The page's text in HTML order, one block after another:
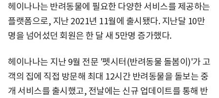
헤이나나는 반려동물에 필요한 다양한 서비스를 제공하는
플랫폼으로, 지난 2021년 11월에 출시됐다. 지난달 10만
명을 넘어섰던 회원은 한 달 새 5만명 증가했다.
헤이나나는 지난 9월 전문 '펫시터(반려동물 돌봄이)'가 고
객의 집에 직접 방문해 최대 12시간 반려동물을 돌보는 중
개 서비스를 출시했고, 전날에는 신규 업데이트를 통해 반